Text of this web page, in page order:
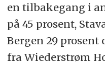
en tilbakegang i
på 45 prosent,
Bergen 29 prosent
fra Wiederstrøm